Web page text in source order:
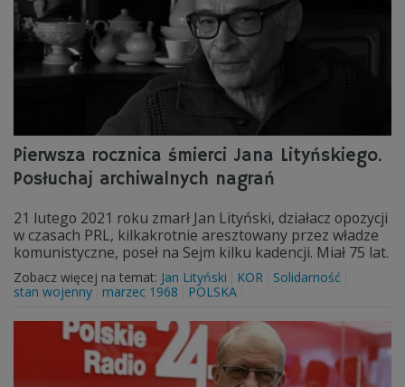
Pierwsza rocznica śmierci Jana Lityńskiego.
Posłuchaj archiwalnych nagrań
21 lutego 2021 roku zmarł Jan Lityński, działacz opozycji
w czasach PRL, kilkakrotnie aresztowany przez władze
komunistyczne, poseł na Sejm kilku kadencji. Miał 75 lat.
Zobacz więcej na temat: Jan Lityński KOR
Solidarność
stan wojenny
marzec 1968 POLSKA